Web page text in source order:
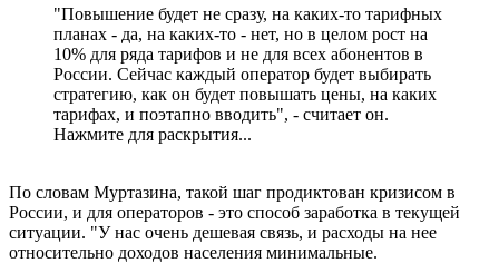
"Повышение будет не сразу, на каких-то тарифных
планах - да, на каких-то - нет, но в целом рост на
10% для ряда тарифов и не для всех абонентов в
России. Сейчас каждый оператор будет выбирать
стратегию, как он будет повышать цены, на каких
тарифах, и поэтапно вводить", - считает он.
Нажмите для раскрытия...
По словам Муртазина, такой шаг продиктован кризисом в
России, и для операторов - это способ заработка в текущей
ситуации. "У нас очень дешевая связь, и расходы на нее
относительно доходов населения минимальные.